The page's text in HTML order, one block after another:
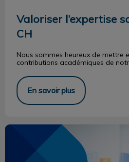
Valoriser l’expertise
CH
Nous sommes heureux de mettre
contributions académiques de
En savoir plus
Arrivée du vétérinaire NAC